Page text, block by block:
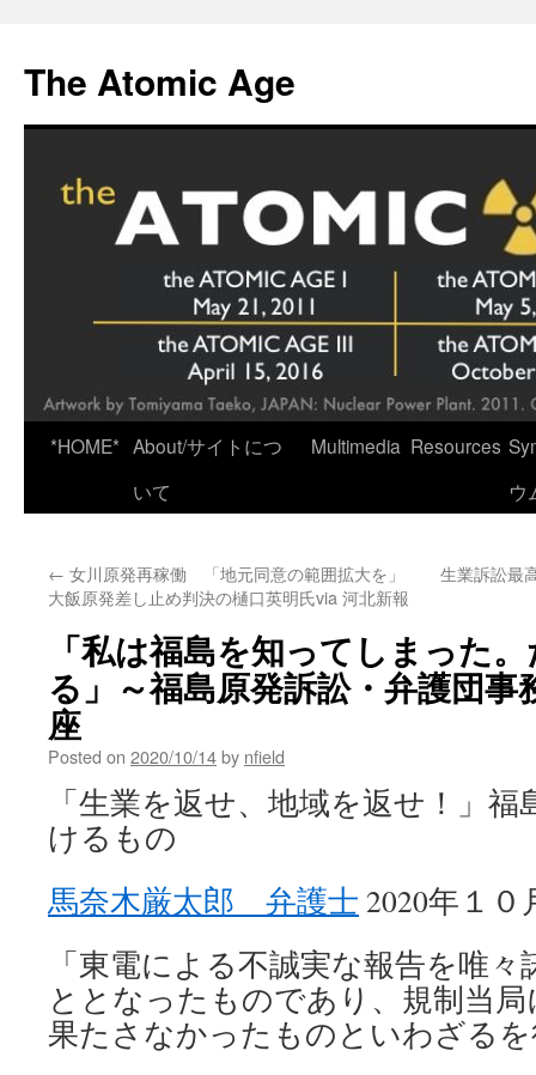
content
The Atomic Age
*HOME* About/サイトにつ
いて
Multimedia Resources
ウ
← 女川原発再稼働 「地元同意の範囲拡大を」
大飯原発差し止め判決の樋口英明氏via 河北新報
生業訴訟最
「私は福島を知ってしまった
る」～福島原発訴訟・弁護団
座
Posted on 2020/10/14by nfield
「生業を返せ、地域を返せ！」
けるもの
馬奈木厳太郎 弁護士 2020年１０
「東電による不誠実な報告を唯
ととなったものであり、規制当
果たさなかったものといわざる